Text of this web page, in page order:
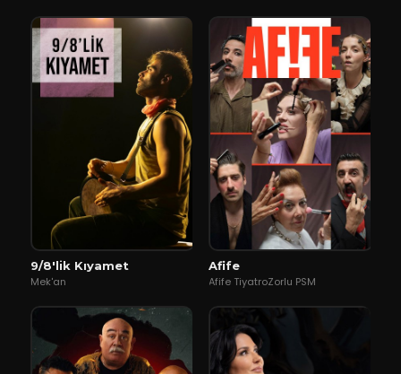
9/8'lik Kıyamet
Mek'an
Afife
Afife TiyatroZorlu PSM